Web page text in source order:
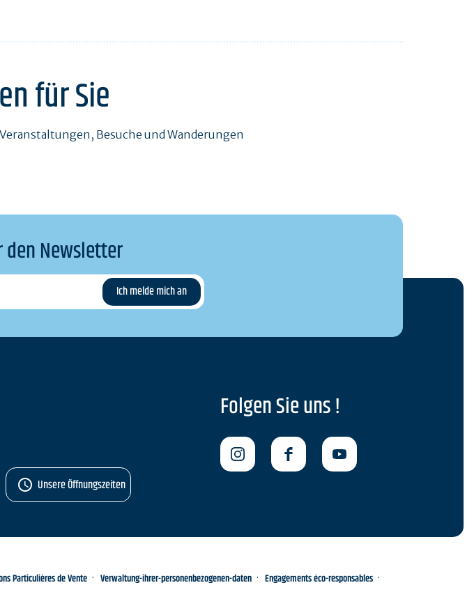
für Sie
Besuche und Wanderungen
Newsletter
Unsere Öffnungszeiten
Folgen Sie uns !
Particulières de Vente Verwaltung-ihrer-personenbezogenen-daten Engagements éco-responsables